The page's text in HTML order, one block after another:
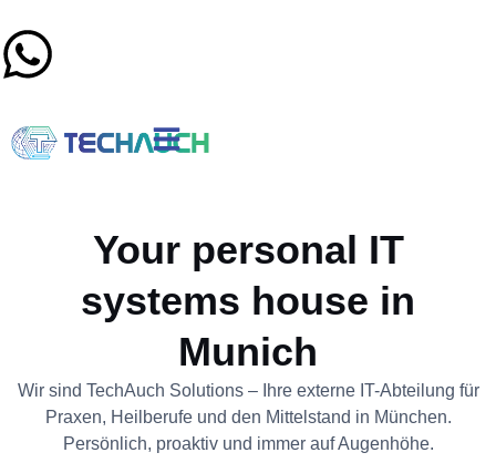
Your personal IT
systems house in
Munich
Wir sind TechAuch Solutions – Ihre externe IT-Abteilung für
Praxen, Heilberufe und den Mittelstand in München.
Persönlich, proaktiv und immer auf Augenhöhe.